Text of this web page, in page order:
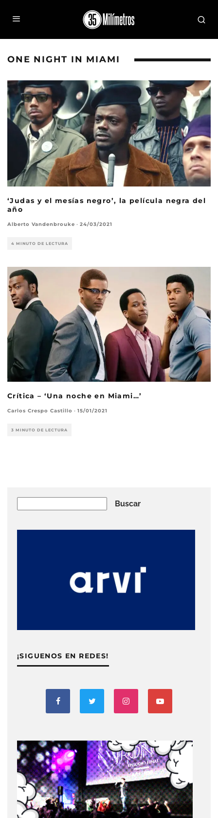
ONE NIGHT IN MIAMI
‘Judas y el mesías negro’, la película negra del
año
Alberto Vandenbrouke · 24/03/2021
4 MINUTO DE LECTURA
Crítica – ‘Una noche en Miami…’
Carlos Crespo Castillo · 15/01/2021
3 MINUTO DE LECTURA
Buscar
¡SIGUENOS EN REDES!